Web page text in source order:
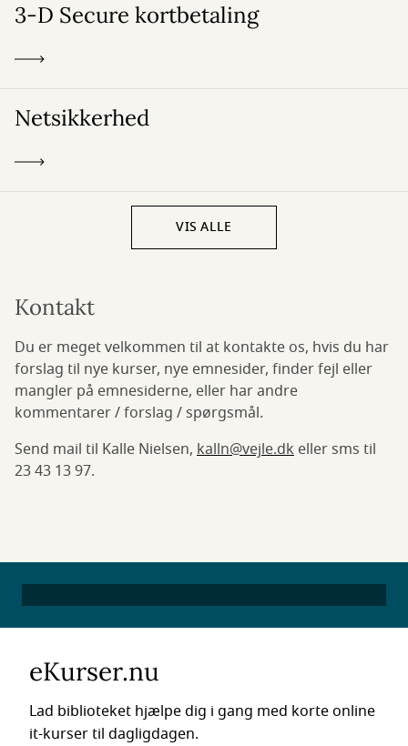
3-D Secure kortbetaling
Netsikkerhed
VIS ALLE
Kontakt
Du er meget velkommen til at kontakte os, hvis du har
forslag til nye kurser, nye emnesider, finder fejl eller
mangler på emnesiderne, eller har andre
kommentarer / forslag / spørgsmål.
Send mail til Kalle Nielsen, kalln@vejle.dk eller sms til
23 43 13 97.
eKurser.nu
Lad biblioteket hjælpe dig i gang med korte online
it-kurser til dagligdagen.